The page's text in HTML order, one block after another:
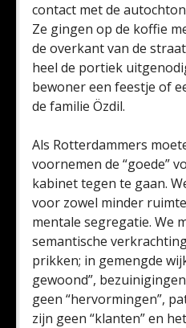
contact met de
Ze gingen op de koffie
de overkant van de
heel de portiek
bewoner een feestje of
de familie Özdil.
Als Rotterdammers
voornemen de “goede”
kabinet tegen te gaan.
voor zowel minder
mentale segregatie. We
semantische
prikken; in gemengde
gewoond”,
geen “hervormingen”,
zijn geen “klanten” en